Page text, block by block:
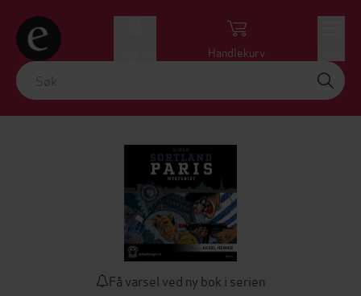
Handlekurv
Få varsel ved ny bok i serien